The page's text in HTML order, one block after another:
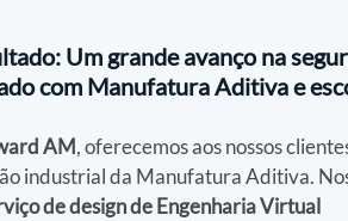
Um grande avanço na
com Manufatura Aditiva e
AM, oferecemos aos nossos
industrial da Manufatura Aditiva.
de design de Engenharia Virtual